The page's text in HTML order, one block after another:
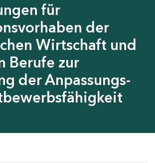
für
der
Wirtschaft und
Berufe zur
der Anpassungs-